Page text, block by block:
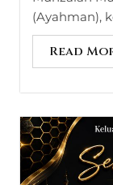
(Ayahman),
Read